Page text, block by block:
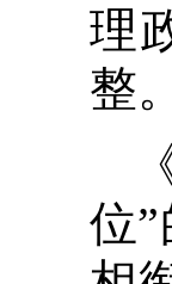
理
整。
位